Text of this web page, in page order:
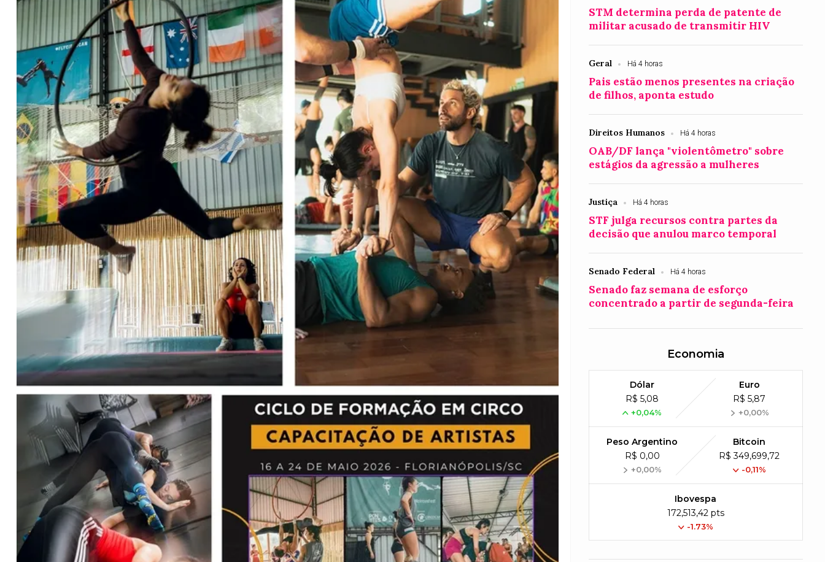
STM determina perda de patente de
militar acusado de transmitir HIV
Geral Há 4 horas
Pais estão menos presentes na criação
de filhos, aponta estudo
Direitos Humanos Há 4 horas
OAB/DF lança "violentômetro" sobre
estágios da agressão a mulheres
Justiça Há 4 horas
STF julga recursos contra partes da
decisão que anulou marco temporal
Senado Federal Há 4 horas
Senado faz semana de esforço
concentrado a partir de segunda-feira
Economia
Dólar
R$ 5,08
+0,04%
Euro
R$ 5,87
+0,00%
Peso Argentino
R$ 0,00
+0,00%
Bitcoin
R$ 349,699,72
-0,11%
Ibovespa
172,513,42 pts
-1.73%